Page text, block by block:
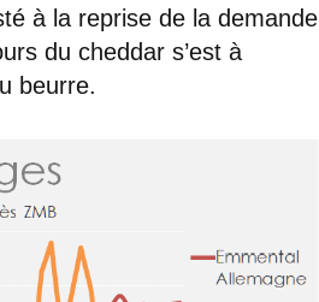
à la reprise de la demande
du cheddar s’est à
beurre.